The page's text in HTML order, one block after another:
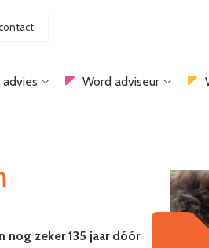
advies Word adviseur
nog zeker 135 jaar dóór